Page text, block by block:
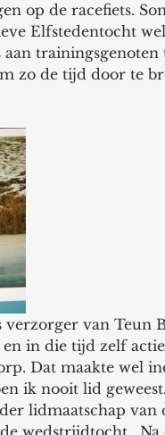
op de racefiets.
Elfstedentocht
aan
zo de tijd door te
verzorger van Teun
in die tijd zelf
Dat maakte wel
ik nooit lid
lidmaatschap van
wedstrijdtocht.  Na